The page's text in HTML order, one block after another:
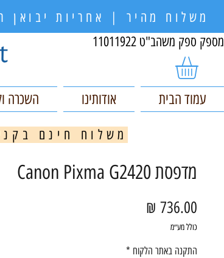
משלוח מהיר | אחריות
מספק ספק משהב"ט 11011922
עמוד הבית אודותינו השכרה
משלוח חינם בקנייה מעל 299 ש"ח |
מדפסת Canon Pixma G2420
כולל מע״מ
התקנה באתר הלקוח *